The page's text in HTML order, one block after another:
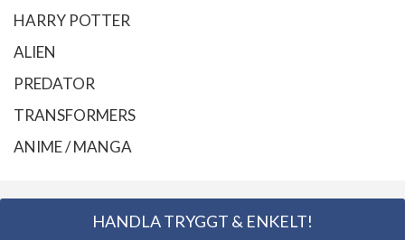
HARRY POTTER
ALIEN
PREDATOR
TRANSFORMERS
ANIME / MANGA
HANDLA TRYGGT & ENKELT!